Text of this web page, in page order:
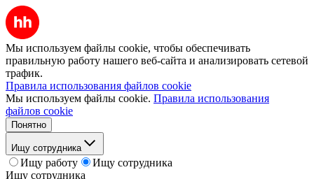
Мы используем файлы cookie, чтобы обеспечивать
правильную работу нашего веб-сайта и анализировать сетевой
трафик.
Правила использования файлов cookie
Мы используем файлы cookie. Правила использования
файлов cookie
Понятно
Ищу сотрудника
Ищу работу
Ищу сотрудника
Ищу сотрудника